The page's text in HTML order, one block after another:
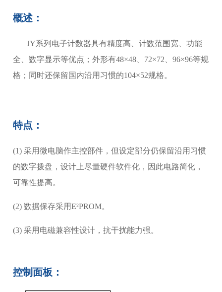
概述：
JY系列电子计数器具有精度高、计数范围宽、功能
全、数字显示等优点；外形有48×48、72×72、96×96等规
格；同时还保留国内沿用习惯的104×52规格。
特点：
(1) 采用微电脑作主控部件，但设定部分仍保留沿用习惯
的数字拨盘，设计上尽量硬件软件化，因此电路简化，
可靠性提高。
(2) 数据保存采用E²PROM。
(3) 采用电磁兼容性设计，抗干扰能力强。
控制面板：